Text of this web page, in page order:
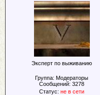
Эксперт по выживанию
Группа: Модераторы
Сообщений: 3278
Статус: не в сети